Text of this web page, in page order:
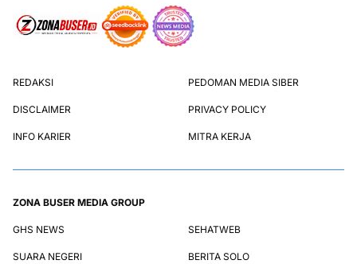
REDAKSI PEDOMAN MEDIA SIBER
DISCLAIMER PRIVACY POLICY
INFO KARIER MITRA KERJA
ZONA BUSER MEDIA GROUP
GHS NEWS SEHATWEB
SUARA NEGERI BERITA SOLO